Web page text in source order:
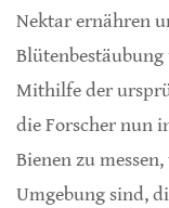
Nektar ernähren
Mithilfe der
die Forscher nun
Bienen zu
Umgebung sind,